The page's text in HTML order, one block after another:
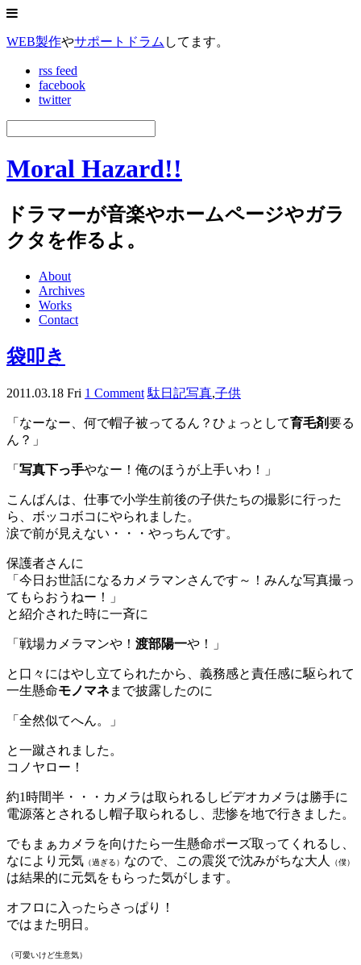
WEB製作やサポートドラム してます。
rss feed
facebook
twitter
Moral Hazard!!
ドラマーが音楽やホームページやガラ
クタを作るよ。
About
Archives
Works
Contact
袋叩き
2011.03.18 Fri 1 Comment 駄日記写真,子供
「なーなー、何で帽子被ってるん？ひょっとして育毛剤要る
ん？」
「 写真下っ手やなー！俺のほうが上手いわ！」
こんばんは、仕事で小学生前後の子供たちの撮影に行った
ら、ボッコボコにやられました。
涙で前が見えない・・・やっちんです。
保護者さんに
「今日お世話になるカメラマンさんです～！みんな写真撮っ
てもらおうねー！」
と紹介された時に一斉に
「戦場カメラマンや！ 渡部陽一や！」
と口々にはやし立てられたから、義務感と責任感に駆られて
一生懸命モノマネ まで披露したのに
「全然似てへん。」
と一蹴されました。
コノヤロー！
約1時間半・・・カメラは取られるしビデオカメラは勝手に
電源落とされるし帽子取られるし、悲惨を地で行きました。
でもまぁカメラを向けたら一生懸命ポーズ取ってくれるし、
なにより元気 （過ぎる） なので、この震災で沈みがちな大人 （僕）
は結果的に元気をもらった気がします。
オフロに入ったらさっぱり！
ではまた明日。
（可愛いけど生意気）